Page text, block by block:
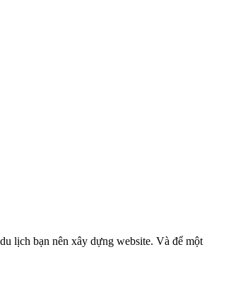
lịch bạn nên xây dựng website. Và để một